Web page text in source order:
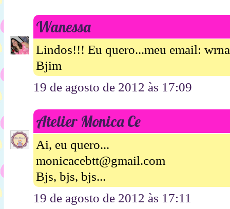
Wanessa
Lindos!!! Eu quero...meu email:
Bjim
19 de agosto de 2012 às 17:09
Atelier Monica Ce
Ai, eu quero...
monicacebtt@gmail.com
Bjs, bjs, bjs...
19 de agosto de 2012 às 17:11